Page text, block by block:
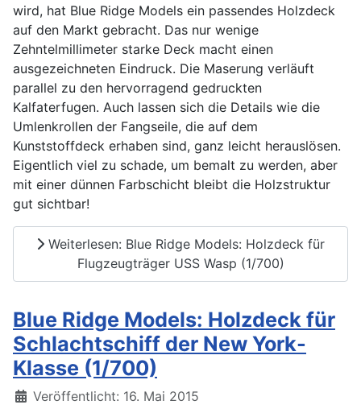
wird, hat Blue Ridge Models ein passendes Holzdeck
auf den Markt gebracht. Das nur wenige
Zehntelmillimeter starke Deck macht einen
ausgezeichneten Eindruck. Die Maserung verläuft
parallel zu den hervorragend gedruckten
Kalfaterfugen. Auch lassen sich die Details wie die
Umlenkrollen der Fangseile, die auf dem
Kunststoffdeck erhaben sind, ganz leicht herauslösen.
Eigentlich viel zu schade, um bemalt zu werden, aber
mit einer dünnen Farbschicht bleibt die Holzstruktur
gut sichtbar!
Weiterlesen: Blue Ridge Models: Holzdeck für
Flugzeugträger USS Wasp (1/700)
Blue Ridge Models: Holzdeck für
Schlachtschiff der New York-
Klasse (1/700)
Details
Veröffentlicht: 16. Mai 2015